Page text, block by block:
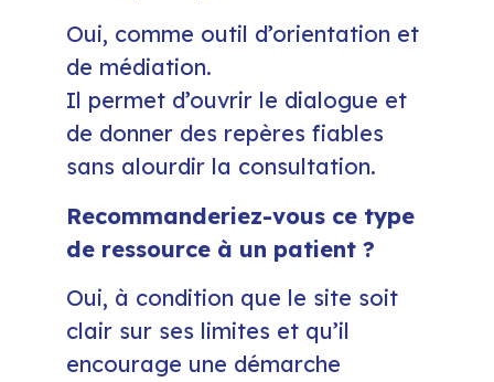
Oui, comme outil d’orientation et
de médiation.
Il permet d’ouvrir le dialogue et
de donner des repères fiables
sans alourdir la consultation.
Recommanderiez-vous ce type
de ressource à un patient ?
Oui, à condition que le site soit
clair sur ses limites et qu’il
encourage une démarche